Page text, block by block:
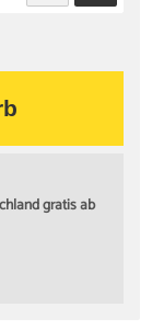
gratis ab